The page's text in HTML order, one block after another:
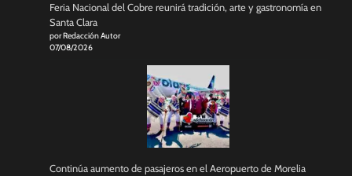
Feria Nacional del Cobre reunirá tradición, arte y gastronomía en
Santa Clara
por Redacción Autor
07/08/2026
Continúa aumento de pasajeros en el Aeropuerto de Morelia